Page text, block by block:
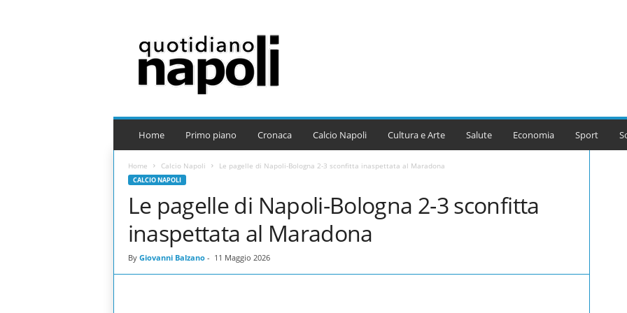
i
n
Home Primo piano Cronaca Calcio Napoli Cultura e Arte Salute Economia Sport
Home Calcio Napoli Le pagelle di Napoli-Bologna 2-3 sconfitta inaspettata al Maradona
CALCIO NAPOLI
Le pagelle di Napoli-Bologna 2-3 sconfitta
inaspettata al Maradona
By Giovanni Balzano- 11 Maggio 2026